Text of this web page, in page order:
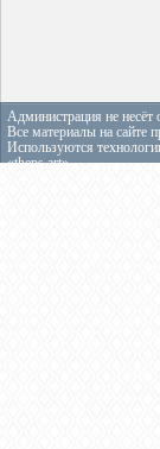
Администрация не несёт
Все материалы на сайте
Используются
«theps.art»